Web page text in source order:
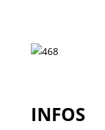
INFOS